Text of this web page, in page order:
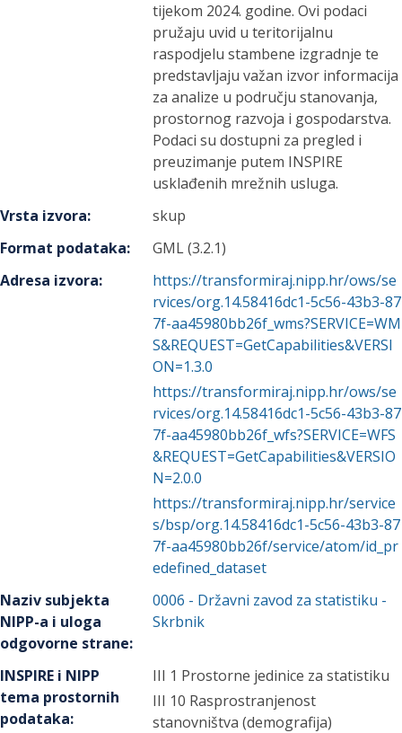
tijekom 2024. godine. Ovi podaci
pružaju uvid u teritorijalnu
raspodjelu stambene izgradnje te
predstavljaju važan izvor informacija
za analize u području stanovanja,
prostornog razvoja i gospodarstva.
Podaci su dostupni za pregled i
preuzimanje putem INSPIRE
usklađenih mrežnih usluga.
Vrsta izvora:
skup
Format podataka:
GML (3.2.1)
Adresa izvora:
https://transformiraj.nipp.hr/ows/se
rvices/org.14.58416dc1-5c56-43b3-87
7f-aa45980bb26f_wms?SERVICE=WM
S&REQUEST=GetCapabilities&VERSI
ON=1.3.0
https://transformiraj.nipp.hr/ows/se
rvices/org.14.58416dc1-5c56-43b3-87
7f-aa45980bb26f_wfs?SERVICE=WFS
&REQUEST=GetCapabilities&VERSIO
N=2.0.0
https://transformiraj.nipp.hr/service
s/bsp/org.14.58416dc1-5c56-43b3-87
7f-aa45980bb26f/service/atom/id_pr
edefined_dataset
Naziv subjekta
NIPP-a i uloga
odgovorne strane:
0006 - Državni zavod za statistiku -
Skrbnik
INSPIRE i NIPP
tema prostornih
podataka:
III 1 Prostorne jedinice za statistiku
III 10 Rasprostranjenost
stanovništva (demografija)